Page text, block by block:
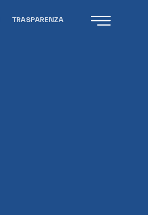
TRASPARENZA